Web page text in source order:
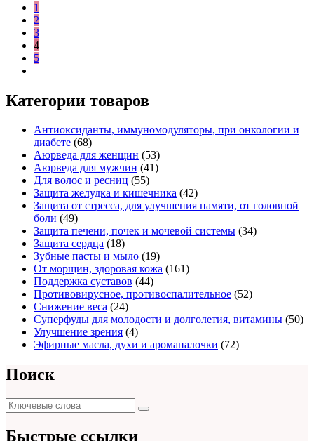
1
2
3
4
5
Категории товаров
Антиоксиданты, иммуномодуляторы, при онкологии и
диабете (68)
Аюрведа для женщин (53)
Аюрведа для мужчин (41)
Для волос и ресниц (55)
Защита желудка и кишечника (42)
Защита от стресса, для улучшения памяти, от головной
боли (49)
Защита печени, почек и мочевой системы (34)
Защита сердца (18)
Зубные пасты и мыло (19)
От морщин, здоровая кожа (161)
Поддержка суставов (44)
Противовирусное, противоспалительное (52)
Снижение веса (24)
Суперфуды для молодости и долголетия, витамины (50)
Улучшение зрения (4)
Эфирные масла, духи и аромапалочки (72)
Поиск
Поиск
для:
Поиск
Быстрые ссылки